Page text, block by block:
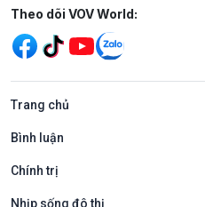
Mạng xã hội
Theo dõi VOV World:
Trang chủ
Bình luận
Chính trị
Nhịp sống đô thị